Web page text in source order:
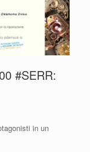
#SERR:
in un